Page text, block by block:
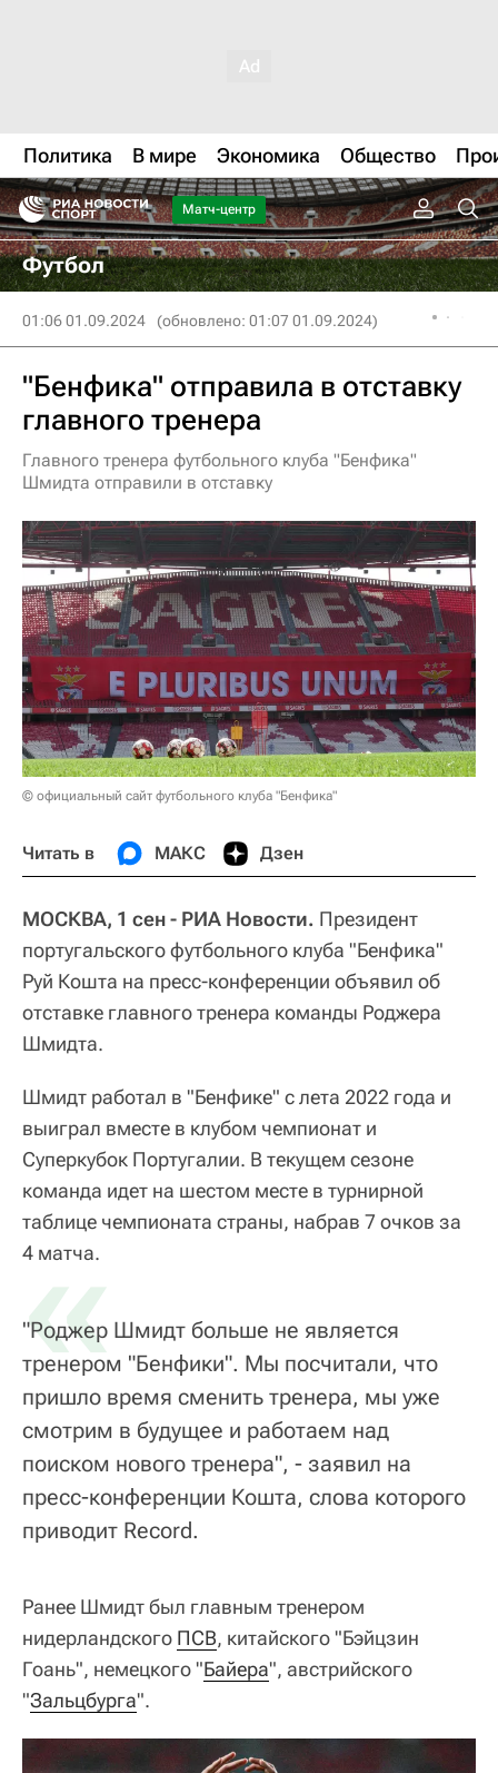
Политика В мире Экономика Общество
Матч-центр
Футбол
01:06 01.09.2024 (обновлено: 01:07 01.09.2024)
"Бенфика" отправила в отставку
главного тренера
Главного тренера футбольного клуба "Бенфика"
Шмидта отправили в отставку
© официальный сайт футбольного клуба "Бенфика"
Читать в МАКС Дзен
МОСКВА, 1 сен - РИА Новости. Президент
португальского футбольного клуба "Бенфика"
Руй Кошта на пресс-конференции объявил об
отставке главного тренера команды Роджера
Шмидта.
Шмидт работал в "Бенфике" с лета 2022 года и
выиграл вместе в клубом чемпионат и
Суперкубок Португалии. В текущем сезоне
команда идет на шестом месте в турнирной
таблице чемпионата страны, набрав 7 очков за
4 матча.
«
"Роджер Шмидт больше не является
тренером "Бенфики". Мы посчитали, что
пришло время сменить тренера, мы уже
смотрим в будущее и работаем над
поиском нового тренера", - заявил на
пресс-конференции Кошта, слова которого
приводит Record.
Ранее Шмидт был главным тренером
нидерландского ПСВ, китайского "Бэйцзин
Гоань", немецкого "Байера", австрийского
"Зальцбурга".